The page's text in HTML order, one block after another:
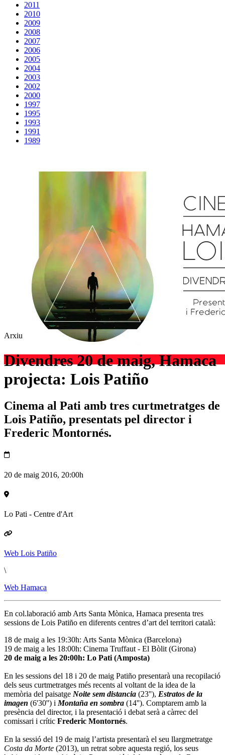
2011
2010
2009
2008
2007
2006
2005
2004
2003
2002
2000
1997
1995
1993
1991
1989
Arxiu
Divendres 20 de maig, Hamaca
projecta: Lois Patiño
Cinema al Pati amb tres curtmetratges de
Lois Patiño, presentats pel director i
Frederic Montornés.
20 de maig 2016, 20:00h
Lo Pati - Centre d'Art
Web Lois Patiño
\
Web Hamaca
En col.laboració amb Arts Santa Mònica, Hamaca presenta tres
sessions de Lois Patiño en diferents centres d’art del territori català:
18 de maig a les 19:30h: Arts Santa Mònica (Barcelona)
19 de maig a les 18:00h: Cinema Truffaut - El Bòlit (Girona)
20 de maig a les 20:00h: Lo Pati (Amposta)
En les sessions del 18 i 20 de maig Patiño presentarà una recopilació
dels seus curtmetratges més recents al voltant de la idea de la
memòria del paisatge Noite sem distancia (23''), Estratos de la
imagen (6'30'') i Montaña en sombra (14''). Comptarem amb la
presència del director, i la presentació i debat serà a càrrec del
comissari i crític Frederic Montornés.
En la sessió del 19 de maig l’artista presentarà el seu llargmetratge
Costa da Morte (2013), un retrat sobre aquesta regió, los seus